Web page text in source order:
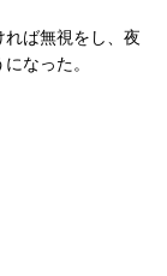
ば無視をし、夜
なった。